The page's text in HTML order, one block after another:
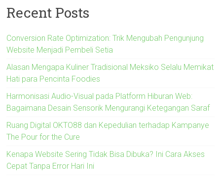
Recent Posts
Conversion Rate Optimization: Trik Mengubah Pengunjung
Website Menjadi Pembeli Setia
Alasan Mengapa Kuliner Tradisional Meksiko Selalu Memikat
Hati para Pencinta Foodies
Harmonisasi Audio-Visual pada Platform Hiburan Web:
Bagaimana Desain Sensorik Mengurangi Ketegangan Saraf
Ruang Digital OKTO88 dan Kepedulian terhadap Kampanye
The Pour for the Cure
Kenapa Website Sering Tidak Bisa Dibuka? Ini Cara Akses
Cepat Tanpa Error Hari Ini